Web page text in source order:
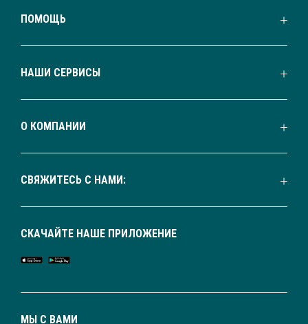
ПОМОЩЬ
НАШИ СЕРВИСЫ
О КОМПАНИИ
СВЯЖИТЕСЬ С НАМИ:
МЫ С ВАМИ
СКАЧАЙТЕ НАШЕ ПРИЛОЖЕНИЕ